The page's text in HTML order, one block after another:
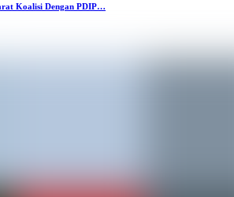
Koalisi Dengan PDIP…